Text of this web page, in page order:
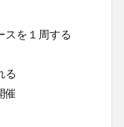
スを１周する
る
催